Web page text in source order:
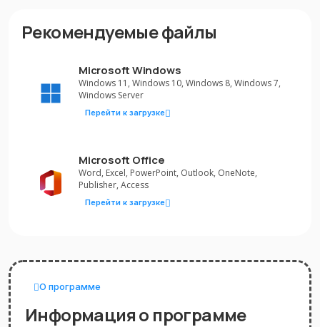
Рекомендуемые файлы
Microsoft Windows
Windows 11, Windows 10, Windows 8, Windows 7,
Windows Server
Перейти к загрузке
Microsoft Office
Word, Excel, PowerPoint, Outlook, OneNote,
Publisher, Access
Перейти к загрузке
О программе
Информация о программе